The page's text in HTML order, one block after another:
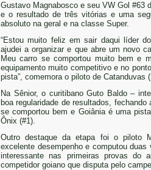
Gustavo Magnabosco e seu VW Gol #63
e o resultado de três vitórias e uma
absoluto na geral e na classe Super.
“Estou muito feliz em sair daqui líder
ajudei a organizar e que abre um novo
Meu carro se comportou muito bem e
equipamento muito competitivo e no
pista”, comemora o piloto de Catanduvas
Na Sênior, o curitibano Guto Baldo –
boa regularidade de resultados,
se comportou bem e Goiânia é uma
Ônix (#1).
Outro destaque da etapa foi o piloto
excelente desempenho e computou
interessante nas primeiras provas do
competidor goiano que disputa pelo